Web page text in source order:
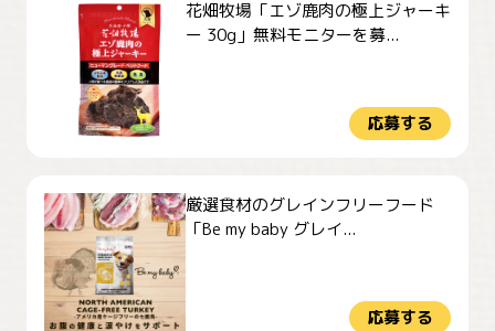
花畑牧場「エゾ鹿肉の極上ジャーキ
ー 30g」無料モニターを募...
応募する
厳選食材のグレインフリーフード
「Be my baby グレイ...
応募する